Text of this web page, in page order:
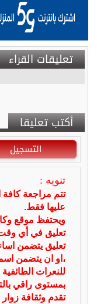
تعليقات القراء
أكتب تعليقا
التسجيل
تنويه :
تتم مراجعة كافة
عليها فقط.
ويحتفظ موقع
تعليق في أي
تعليق يتضمن
،او ان يتضمن
للنعرات الطائفية
بمستوى راقي
تقدم وثقافة